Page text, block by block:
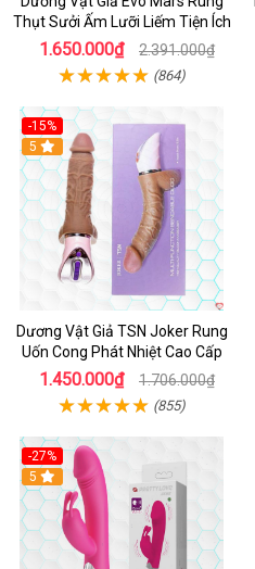
Thụt Sưởi Ấm Lưỡi Liếm Tiện Ích
1.650.000₫ 2.391.000₫
(864)
-15%
5
Dương Vật Giả TSN Joker Rung
Uốn Cong Phát Nhiệt Cao Cấp
1.450.000₫ 1.706.000₫
(855)
-27%
Hot
5